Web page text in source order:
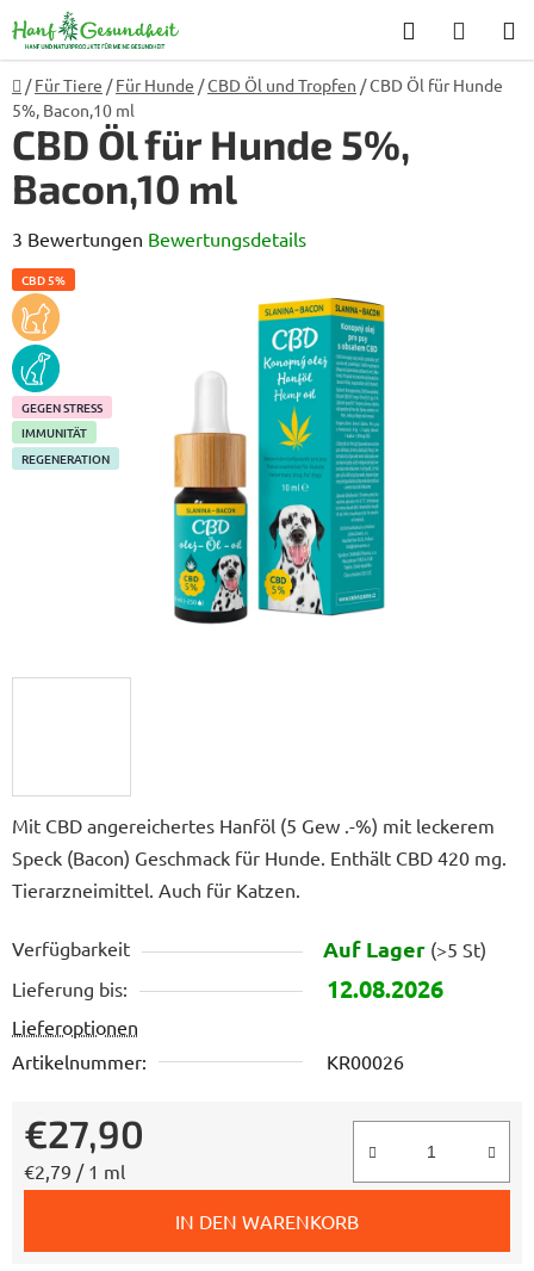
Inhalt
springen
Suchen
Startseite
/ Für Tiere / Für Hunde /CBD Öl und Tropfen /CBD Öl für Hunde
5%, Bacon,10 ml
Mit CBD angereichertes Hanföl (5 Gew .-%) mit leckerem
Speck (Bacon) Geschmack für Hunde. Enthält CBD 420 mg.
Tierarzneimittel. Auch für Katzen.
Verfügbarkeit Auf Lager (>5 St)
Lieferung bis:
12.08.2026
Lieferoptionen
Artikelnummer:
KR00026
€27,90
Verkaufspreis:
€2,79 / 1 ml
IN DEN WARENKORB
CBD Öl für Hunde 5%,
Bacon,10 ml
Die
durchschnittliche
Produktbewertung
ist
5,0
von
5
Sternen.
3 Bewertungen Bewertungsdetails
CBD 5%
KOCKA
PES
GEGEN STRESS
IMMUNITÄT
REGENERATION